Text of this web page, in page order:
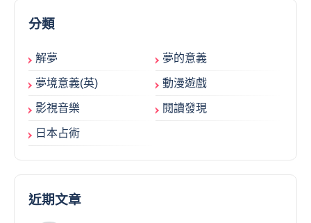
分類
解夢 夢的意義
夢境意義(英) 動漫遊戲
影視音樂 閱讀發現
日本占術
近期文章